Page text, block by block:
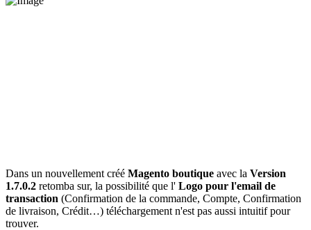
Dans un nouvellement créé Magento boutique avec la Version
1.7.0.2 retomba sur, la possibilité que l' Logo pour l'email de
transaction (Confirmation de la commande, Compte, Confirmation
de livraison, Crédit…) téléchargement n'est pas aussi intuitif pour
trouver.